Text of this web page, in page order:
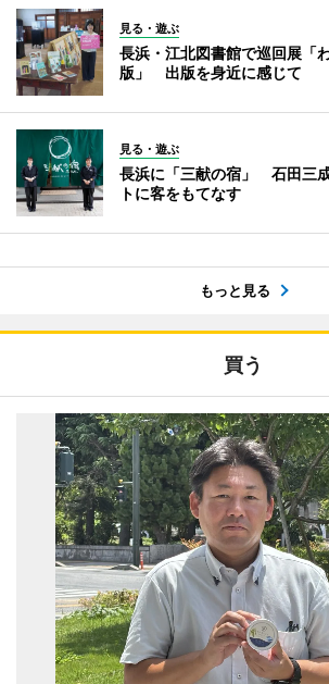
見る・遊ぶ
長浜・江北図書館で巡回展「
版」 出版を身近に感じて
見る・遊ぶ
長浜に「三献の宿」 石田三
トに客をもてなす
もっと見る
買う